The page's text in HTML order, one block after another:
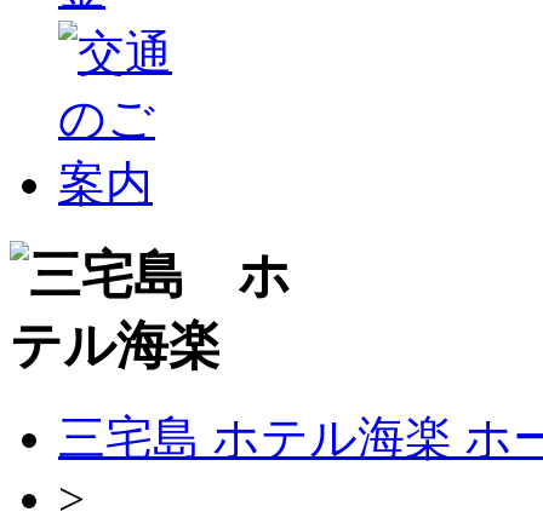
三宅島 ホテル海楽 ホ
>